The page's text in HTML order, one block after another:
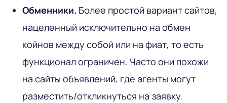
Обменники. Более простой вариант сайтов,
нацеленный исключительно на обмен
койнов между собой или на фиат, то есть
функционал ограничен. Часто они похожи
на сайты объявлений, где агенты могут
разместить/откликнуться на заявку.